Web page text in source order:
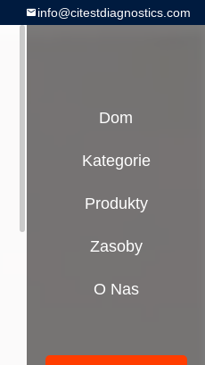
info@citestdiagnostics.com
Dom
Kategorie
Produkty
Zasoby
O Nas